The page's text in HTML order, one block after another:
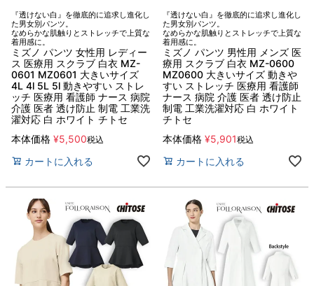
『透けない白』を徹底的に追求し進化し
た男女別パンツ。
なめらかな肌触りとストレッチで上質な
着用感に。
ミズノ パンツ 女性用 レディー
ス 医療用 スクラブ 白衣 MZ-
0601 MZ0601 大きいサイズ
4L 4l 5L 5l 動きやすい ストレ
ッチ 医療用 看護師 ナース 病院
介護 医者 透け防止 制電 工業洗
濯対応 白 ホワイト チトセ
本体価格 ¥5,500税込
カートに入れる
『透けない白』を徹底的に追求し進化し
た男女別パンツ。
なめらかな肌触りとストレッチで上質な
着用感に。
ミズノ パンツ 男性用 メンズ 医
療用 スクラブ 白衣 MZ-0600
MZ0600 大きいサイズ 動きや
すい ストレッチ 医療用 看護師
ナース 病院 介護 医者 透け防止
制電 工業洗濯対応 白 ホワイト
チトセ
本体価格 ¥5,901税込
カートに入れる